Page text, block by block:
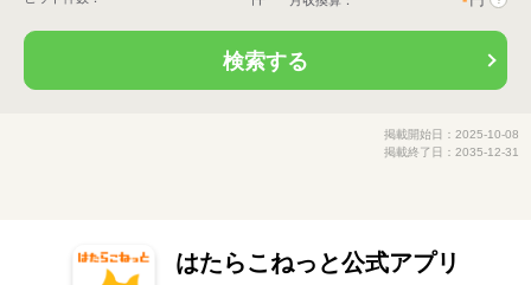
検索する
掲載開始日：2025-10-08
掲載終了日：2035-12-31
はたらこねっと公式アプリ